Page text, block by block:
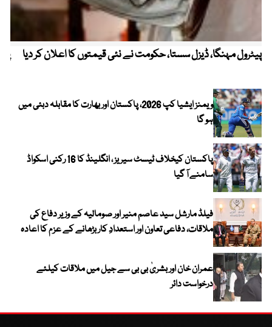
پیٹرول مہنگا، ڈیزل سستا، حکومت نے نئی قیمتوں کا اعلان کر دیا
ویمنز ایشیا کپ 2026، پاکستان اور بھارت کا مقابلہ دبئی میں
ہو گا
پاکستان کیخلاف ٹیسٹ سیریز ، انگلینڈ کا 16 رکنی اسکواڈ
سامنے آ گیا
فیلڈ مارشل سید عاصم منیر اور صومالیہ کے وزیر دفاع کی
ملاقات، دفاعی تعاون اور استعدادِ کار بڑھانے کے عزم کا اعادہ
عمران خان اور بشریٰ بی بی سے جیل میں ملاقات کیلئے
درخواست دائر